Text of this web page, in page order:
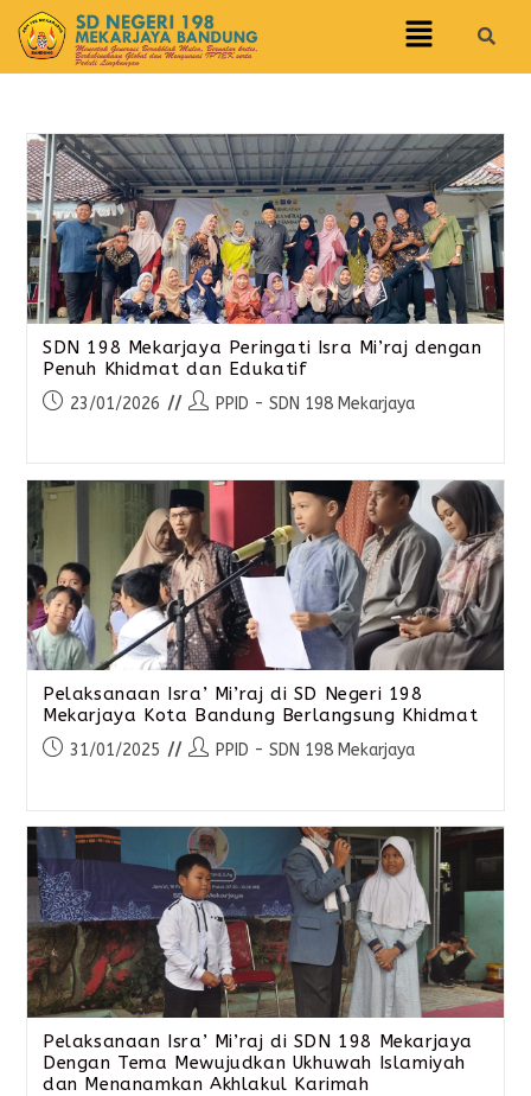
SDN 198 Mekarjaya Peringati Isra Mi’raj dengan
Penuh Khidmat dan Edukatif
23/01/2026 PPID - SDN 198 Mekarjaya
Pelaksanaan Isra’ Mi’raj di SD Negeri 198
Mekarjaya Kota Bandung Berlangsung Khidmat
31/01/2025 PPID - SDN 198 Mekarjaya
Pelaksanaan Isra’ Mi’raj di SDN 198 Mekarjaya
Dengan Tema Mewujudkan Ukhuwah Islamiyah
dan Menanamkan Akhlakul Karimah